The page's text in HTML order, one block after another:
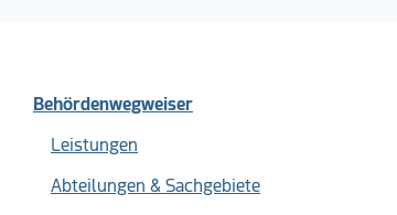
Behördenwegweiser
Leistungen
Abteilungen & Sachgebiete